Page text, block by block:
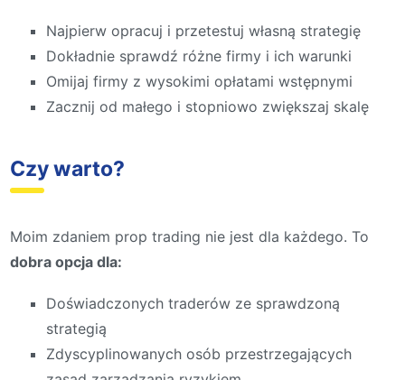
Najpierw opracuj i przetestuj własną strategię
Dokładnie sprawdź różne firmy i ich warunki
Omijaj firmy z wysokimi opłatami wstępnymi
Zacznij od małego i stopniowo zwiększaj skalę
Czy warto?
Moim zdaniem prop trading nie jest dla każdego. To
dobra opcja dla:
Doświadczonych traderów ze sprawdzoną
strategią
Zdyscyplinowanych osób przestrzegających